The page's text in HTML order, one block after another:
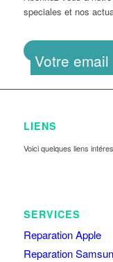
speciales et nos
LIENS
Voici quelques liens
SERVICES
Reparation Apple
Reparation